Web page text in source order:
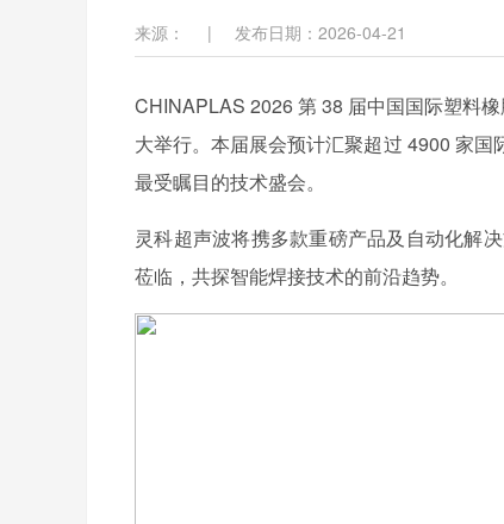
来源： | 发布日期：2026-04-21
CHINAPLAS 2026 第 38 届中国国际塑料
大举行。本届展会预计汇聚超过 4900 家
最受瞩目的技术盛会。
灵科超声波将携多款重磅产品及自动化解
莅临，共探智能焊接技术的前沿趋势。